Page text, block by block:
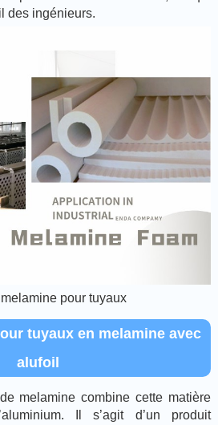
des ingénieurs.
pour tuyaux
tuyaux en melamine avec
alufoil
melamine combine cette matière
Il s’agit d’un produit